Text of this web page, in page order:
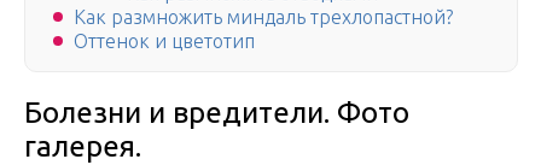
Как размножить миндаль трехлопастной?
Оттенок и цветотип
Болезни и вредители. Фото
галерея.